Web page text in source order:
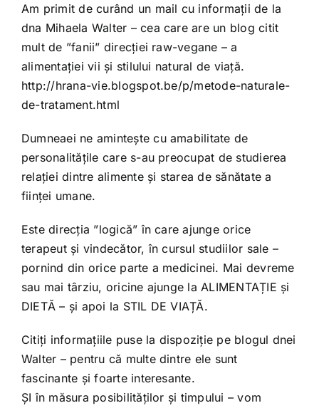
Am primit de curând un mail cu informații de la
dna Mihaela Walter – cea care are un blog citit
mult de ”fanii” direcției raw-vegane – a
alimentației vii și stilului natural de viață.
http://hrana-vie.blogspot.be/p/metode-naturale-
de-tratament.html
Dumneaei ne amintește cu amabilitate de
personalitățile care s-au preocupat de studierea
relației dintre alimente și starea de sănătate a
ființei umane.
Este direcția ”logică” în care ajunge orice
terapeut și vindecător, în cursul studiilor sale –
pornind din orice parte a medicinei. Mai devreme
sau mai târziu, oricine ajunge la ALIMENTAȚIE și
DIETĂ – și apoi la STIL DE VIAȚĂ.
Citiți informațiile puse la dispoziție pe blogul dnei
Walter – pentru că multe dintre ele sunt
fascinante și foarte interesante.
ȘI în măsura posibilităților și timpului – vom